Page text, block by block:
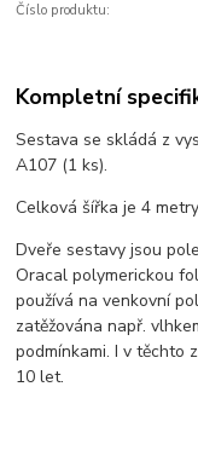
Číslo produktu:
Kompletní
Sestava se skládá z
A107 (1 ks).
Celková šířka je 4
Dveře sestavy jsou
Oracal polymerickou
používá na venkovní
zatěžována např.
podmínkami. I v těchto
10 let.